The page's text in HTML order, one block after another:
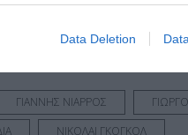
Data Deletion
ΓΙΑΝΝΗΣ ΝΙΑΡΡΟΣ
ΝΙΚΟΛΑΙ ΓΚΟΓΚΟΛ